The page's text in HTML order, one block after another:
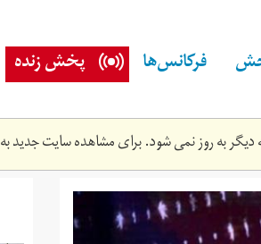
فرکانس‌ها پخش زنده
به روز نمی شود. برای مشاهده سایت جدید به